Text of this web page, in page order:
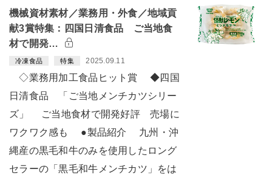
機械資材素材／業務用・外食／地域貢
献3賞特集：四国日清食品 ご当地食
材で開発…
冷凍食品 特集 2025.09.11
◇業務用加工食品ヒット賞 ◆四国
日清食品 「ご当地メンチカツシリー
ズ」 ご当地食材で開発好評 売場に
ワクワク感も ●製品紹介 九州・沖
縄産の黒毛和牛のみを使用したロング
セラーの「黒毛和牛メンチカツ」をは